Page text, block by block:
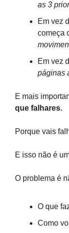
as 3
Em vez
começa
Em vez
páginas
E mais
que falhares.
Porque vais
E isso não é
O problema é
O que
Como